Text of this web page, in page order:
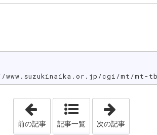
www.suzukinaika.or.jp/cgi/mt/mt-
「今日は混みました」
前の記事 記事一覧
「カ
次の記事